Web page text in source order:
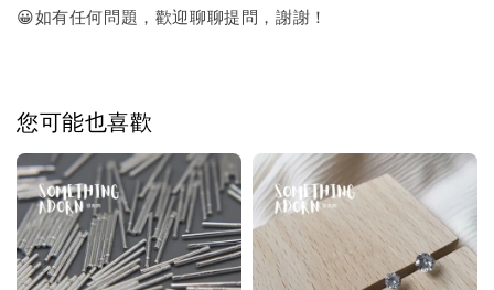
😀如有任何問題，歡迎聊聊提問，謝謝！
您可能也喜歡